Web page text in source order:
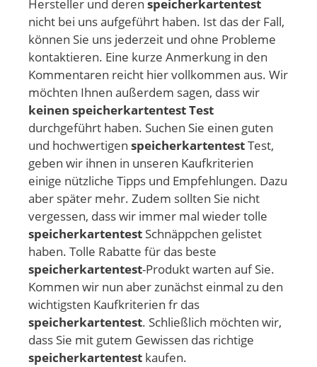
Hersteller und deren speicherkartentest
nicht bei uns aufgeführt haben. Ist das der Fall,
können Sie uns jederzeit und ohne Probleme
kontaktieren. Eine kurze Anmerkung in den
Kommentaren reicht hier vollkommen aus. Wir
möchten Ihnen außerdem sagen, dass wir
keinen speicherkartentest Test
durchgeführt haben. Suchen Sie einen guten
und hochwertigen speicherkartentestTest,
geben wir ihnen in unseren Kaufkriterien
einige nützliche Tipps und Empfehlungen. Dazu
aber später mehr. Zudem sollten Sie nicht
vergessen, dass wir immer mal wieder tolle
speicherkartentest Schnäppchen gelistet
haben. Tolle Rabatte für das beste
speicherkartentest-Produkt warten auf Sie.
Kommen wir nun aber zunächst einmal zu den
wichtigsten Kaufkriterien fr das
speicherkartentest. Schließlich möchten wir,
dass Sie mit gutem Gewissen das richtige
speicherkartentest kaufen.